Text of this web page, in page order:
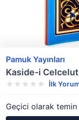
Pamuk Yayınları
Kaside-i
İlk
Geçici olarak